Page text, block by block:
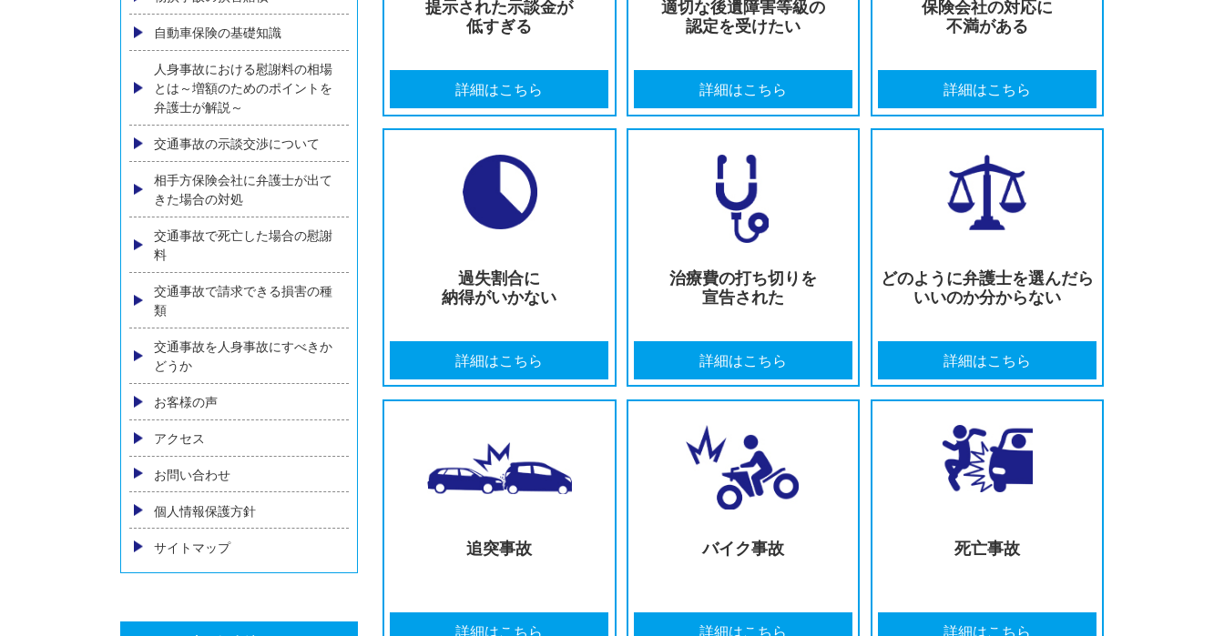
横須賀での交通事故にお悩みの方は今すぐご相談ください
提示された示談金が
詳細はこちら
適切な後遺障害等級の
詳細はこちら
保険会社の対応に
詳細はこちら
納得がいかない
宣告された
いいのか分からない
ご相談の流れ
後遺障害（後遺症）について
交通事故の脳外傷による後遺障
害
首の外傷
腰の外傷
内臓の後遺障害
物損事故の損害賠償
自動車保険の基礎知識
人身事故における慰謝料の相場
弁護士が解説～
相手方保険会社に弁護士が出て
きた場合の対処
交通事故で死亡した場合の慰謝
料